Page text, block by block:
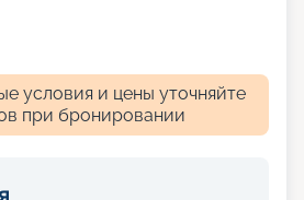
условия и цены уточняйте
при бронировании